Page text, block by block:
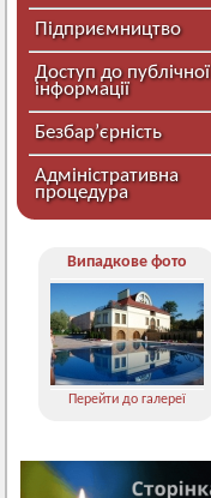
Підприємництво
Доступ до публічної
інформації
Безбар’єрність
Адміністративна
процедура
Випадкове фото
Перейти до галереї